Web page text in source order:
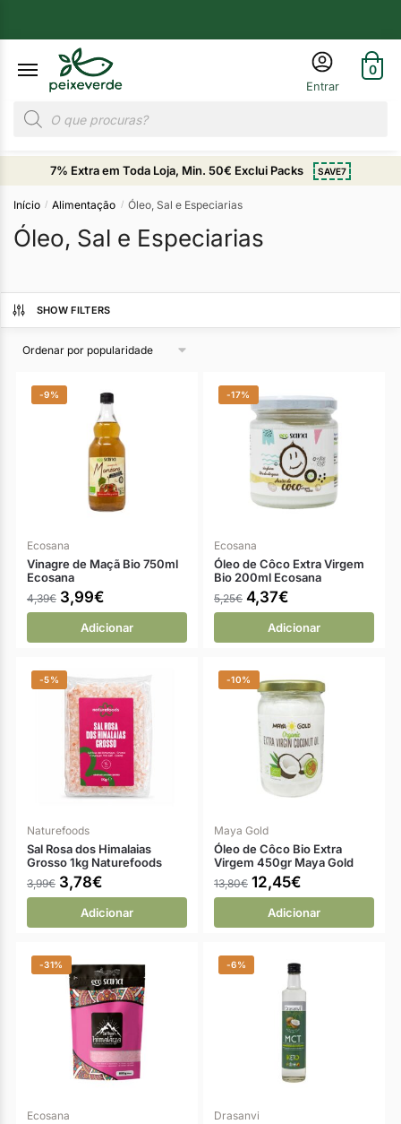
0
7% Extra em Toda Loja, Min. 50€ Exclui Packs SAVE7
Início / Alimentação / Óleo, Sal e Especiarias
Óleo, Sal e Especiarias
SHOW FILTERS
-9%
Ecosana
Vinagre de Maçã Bio 750ml
Ecosana
4,39€ 3,99€
Adicionar
-17%
Ecosana
Óleo de Côco Extra Virgem
Bio 200ml Ecosana
5,25€ 4,37€
Adicionar
-5%
Naturefoods
Sal Rosa dos Himalaias
Grosso 1kg Naturefoods
3,99€ 3,78€
Adicionar
-10%
Maya Gold
Óleo de Côco Bio Extra
Virgem 450gr Maya Gold
13,80€ 12,45€
Adicionar
-31%
Ecosana
-6%
Drasanvi